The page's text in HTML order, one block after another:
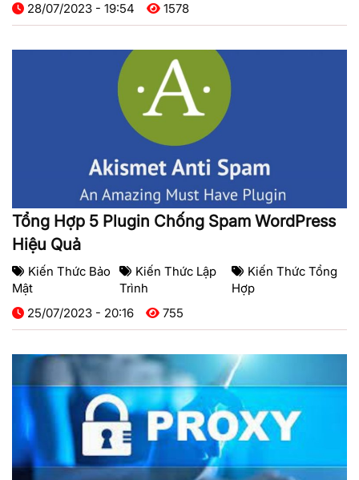
28/07/2023 - 19:54
1578
Tổng Hợp 5 Plugin Chống Spam WordPress
Hiệu Quả
Kiến Thức Bảo
Mật
Kiến Thức Lập
Trình
Kiến Thức Tổng
Hợp
25/07/2023 - 20:16
755